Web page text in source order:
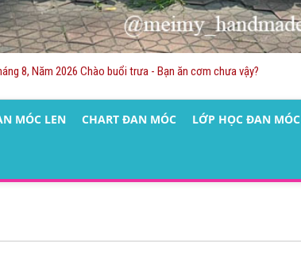
8, Năm 2026 Chào buổi trưa - Bạn ăn cơm chưa vậy?
MÓC LEN CHART ĐAN MÓC LỚP HỌC ĐAN MÓC